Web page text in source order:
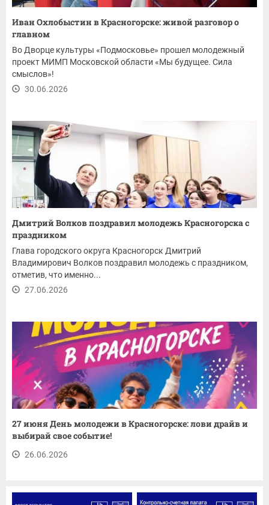
Иван Охлобыстин в Красногорске: живой разговор о
главном
Во Дворце культуры «Подмосковье» прошел молодежный
проект МИМП Московской области «Мы будущее. Сила
смыслов»!
30.06.2026
Дмитрий Волков поздравил молодежь Красногорска с
праздником
Глава городского округа Красногорск Дмитрий
Владимирович Волков поздравил молодежь с праздником,
отметив, что именно...
27.06.2026
27 июня День молодежи в Красногорске: лови драйв и
выбирай свое событие!
26.06.2026